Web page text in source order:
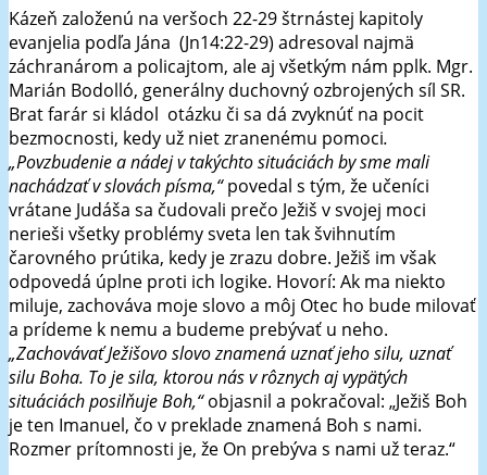
Kázeň založenú na veršoch 22-29 štrnástej kapitoly
evanjelia podľa Jána (Jn14:22-29) adresoval najmä
záchranárom a policajtom, ale aj všetkým nám pplk. Mgr.
Marián Bodolló, generálny duchovný ozbrojených síl SR.
Brat farár si kládol otázku či sa dá zvyknúť na pocit
bezmocnosti, kedy už niet zranenému pomoci.
„Povzbudenie a nádej v takýchto situáciách by sme mali
nachádzať v slovách písma,“povedal s tým, že učeníci
vrátane Judáša sa čudovali prečo Ježiš v svojej moci
nerieši všetky problémy sveta len tak švihnutím
čarovného prútika, kedy je zrazu dobre. Ježiš im však
odpovedá úplne proti ich logike. Hovorí: Ak ma niekto
miluje, zachováva moje slovo a môj Otec ho bude milovať
a prídeme k nemu a budeme prebývať u neho.
„Zachovávať Ježišovo slovo znamená uznať jeho silu, uznať
silu Boha. To je sila, ktorou nás v rôznych aj vypätých
situáciách posilňuje Boh,“objasnil a pokračoval: „Ježiš Boh
je ten Imanuel, čo v preklade znamená Boh s nami.
Rozmer prítomnosti je, že On prebýva s nami už teraz.“